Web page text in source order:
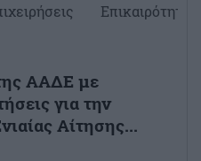
Επικαιρότητα
ΑΑΔΕ με
για την
Αίτησης...